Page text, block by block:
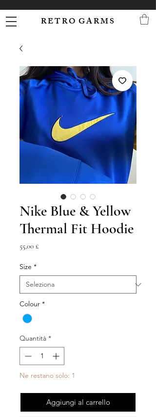
R E T R O G A R M S
Nike Blue & Yellow
Thermal Fit Hoodie
55,00 £Prezzo
Size *
Colour *
Quantità *
Ne restano solo: 1
Aggiungi al carrello